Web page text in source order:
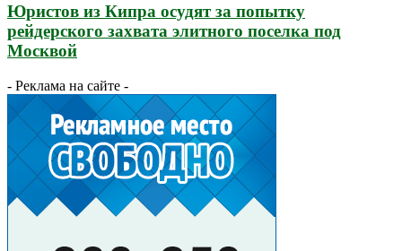
Юристов из Кипра осудят за попытку
рейдерского захвата элитного поселка под
Москвой
- Реклама на сайте -